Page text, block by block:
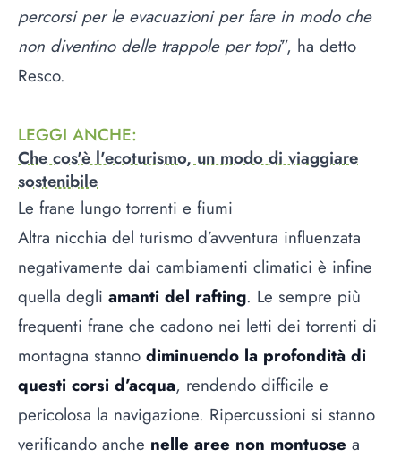
percorsi per le evacuazioni per fare in modo che
non diventino delle trappole per topi”, ha detto
Resco.
LEGGI ANCHE:
Che cos'è l'ecoturismo, un modo di viaggiare
sostenibile
Le frane lungo torrenti e fiumi
Altra nicchia del turismo d’avventura influenzata
negativamente dai cambiamenti climatici è infine
quella degli amanti del rafting. Le sempre più
frequenti frane che cadono nei letti dei torrenti di
montagna stanno diminuendo la profondità di
questi corsi d’acqua, rendendo difficile e
pericolosa la navigazione. Ripercussioni si stanno
verificando anche nelle aree non montuose a